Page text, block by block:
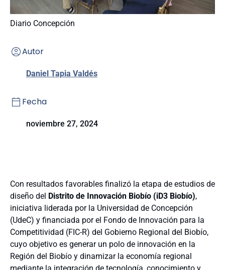
Diario Concepción
Autor
Daniel Tapia Valdés
Fecha
noviembre 27, 2024
Con resultados favorables finalizó la etapa de estudios de
diseño del Distrito de Innovación Biobío (iD3 Biobío),
iniciativa liderada por la Universidad de Concepción
(UdeC) y financiada por el Fondo de Innovación para la
Competitividad (FIC-R) del Gobierno Regional del Biobío,
cuyo objetivo es generar un polo de innovación en la
Región del Biobío y dinamizar la economía regional